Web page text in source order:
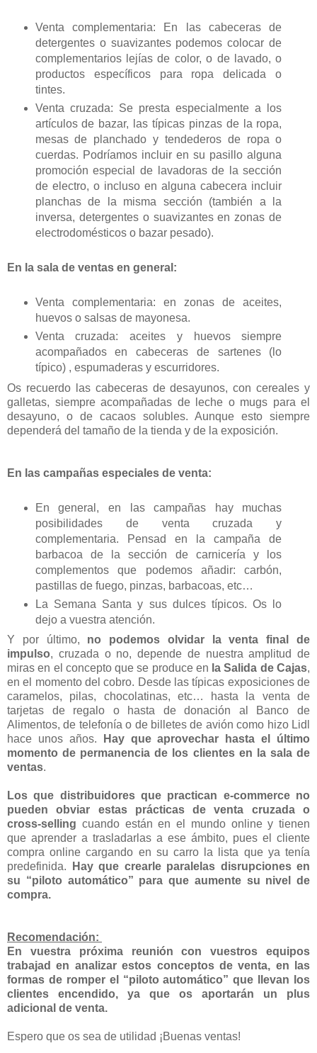
Venta complementaria: En las cabeceras de
detergentes o suavizantes podemos colocar de
complementarios lejías de color, o de lavado, o
productos específicos para ropa delicada o
tintes.
Venta cruzada: Se presta especialmente a los
artículos de bazar, las típicas pinzas de la ropa,
mesas de planchado y tendederos de ropa o
cuerdas. Podríamos incluir en su pasillo alguna
promoción especial de lavadoras de la sección
de electro, o incluso en alguna cabecera incluir
planchas de la misma sección (también a la
inversa, detergentes o suavizantes en zonas de
electrodomésticos o bazar pesado).
En la sala de ventas en general:
Venta complementaria: en zonas de aceites,
huevos o salsas de mayonesa.
Venta cruzada: aceites y huevos siempre
acompañados en cabeceras de sartenes (lo
típico) , espumaderas y escurridores.
Os recuerdo las cabeceras de desayunos, con cereales y
galletas, siempre acompañadas de leche o mugs para el
desayuno, o de cacaos solubles. Aunque esto siempre
dependerá del tamaño de la tienda y de la exposición.
En las campañas especiales de venta:
En general, en las campañas hay muchas
posibilidades de venta cruzada y
complementaria. Pensad en la campaña de
barbacoa de la sección de carnicería y los
complementos que podemos añadir: carbón,
pastillas de fuego, pinzas, barbacoas, etc…
La Semana Santa y sus dulces típicos. Os lo
dejo a vuestra atención.
Y por último, no podemos olvidar la venta final de
impulso, cruzada o no, depende de nuestra amplitud de
miras en el concepto que se produce en la Salida de Cajas,
en el momento del cobro. Desde las típicas exposiciones de
caramelos, pilas, chocolatinas, etc… hasta la venta de
tarjetas de regalo o hasta de donación al Banco de
Alimentos, de telefonía o de billetes de avión como hizo Lidl
hace unos años.
Hay que aprovechar hasta el último
momento de permanencia de los clientes en la sala de
ventas.
Los que distribuidores que practican e-commerce no
pueden obviar estas prácticas de venta cruzada o
cross-selling cuando están en el mundo online y tienen
que aprender a trasladarlas a ese ámbito, pues el cliente
compra online cargando en su carro la lista que ya tenía
predefinida.
Hay que crearle paralelas disrupciones en
su “piloto automático” para que aumente su nivel de
compra.
Recomendación:
En vuestra próxima reunión con vuestros equipos
trabajad en analizar estos conceptos de venta, en las
formas de romper el “piloto automático” que llevan los
clientes encendido, ya que os aportarán un plus
adicional de venta.
Espero que os sea de utilidad ¡Buenas ventas!